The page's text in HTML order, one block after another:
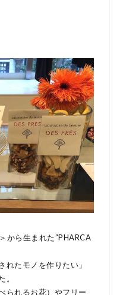
から生まれた”PHARCA
れたモノを作りたい」
。
られるお花）やフリー